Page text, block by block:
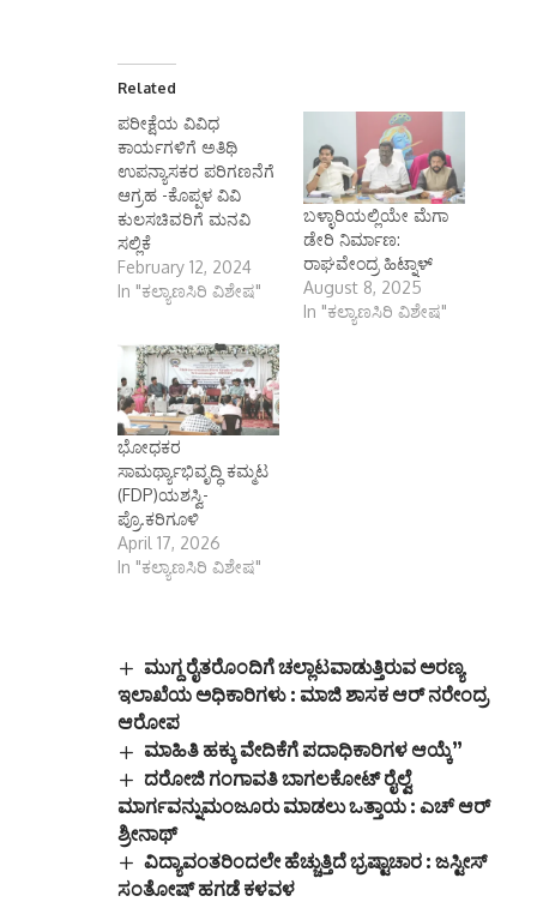
Related
ಪರೀಕ್ಷೆಯ ವಿವಿಧ
ಕಾರ್ಯಗಳಿಗೆ ಅತಿಥಿ
ಉಪನ್ಯಾಸಕರ ಪರಿಗಣನೆಗೆ
ಆಗ್ರಹ -ಕೊಪ್ಪಳ ವಿವಿ
ಕುಲಸಚಿವರಿಗೆ ಮನವಿ
ಸಲ್ಲಿಕೆ
February 12, 2024
In "ಕಲ್ಯಾಣಸಿರಿ ವಿಶೇಷ"
ಬಳ್ಳಾರಿಯಲ್ಲಿಯೇ ಮೆಗಾ
ಡೇರಿ ನಿರ್ಮಾಣ:
ರಾಘವೇಂದ್ರ ಹಿಟ್ನಾಳ್
August 8, 2025
In "ಕಲ್ಯಾಣಸಿರಿ ವಿಶೇಷ"
ಭೋಧಕರ
ಸಾಮರ್ಥ್ಯಾಭಿವೃದ್ಧಿ ಕಮ್ಮಟ
(FDP)ಯಶಸ್ವಿ-
ಪ್ರೊ.ಕರಿಗೂಳಿ
April 17, 2026
In "ಕಲ್ಯಾಣಸಿರಿ ವಿಶೇಷ"
ಮುಗ್ದ ರೈತರೊಂದಿಗೆ ಚಲ್ಲಾಟವಾಡುತ್ತಿರುವ ಅರಣ್ಯ
ಇಲಾಖೆಯ ಅಧಿಕಾರಿಗಳು : ಮಾಜಿ ಶಾಸಕ ಆರ್ ನರೇಂದ್ರ
ಆರೋಪ
ಮಾಹಿತಿ ಹಕ್ಕು ವೇದಿಕೆಗೆ ಪದಾಧಿಕಾರಿಗಳ ಆಯ್ಕೆ”
ದರೋಜಿ ಗಂಗಾವತಿ ಬಾಗಲಕೋಟ್ ರೈಲ್ವೆ
ಮಾರ್ಗವನ್ನುಮಂಜೂರು ಮಾಡಲು ಒತ್ತಾಯ : ಎಚ್ ಆರ್
ಶ್ರೀನಾಥ್
ವಿದ್ಯಾವಂತರಿಂದಲೇ ಹೆಚ್ಚುತ್ತಿದೆ ಭ್ರಷ್ಟಾಚಾರ : ಜಸ್ಟೀಸ್
ಸಂತೋಷ್ ಹಗಡೆ ಕಳವಳ